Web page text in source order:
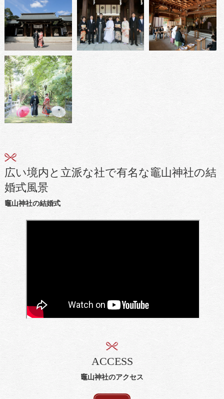
竈山神社の結婚式
広い境内と立派な社で有名な竈山神社の結
婚式風景
竈山神社のアクセス
ACCESS